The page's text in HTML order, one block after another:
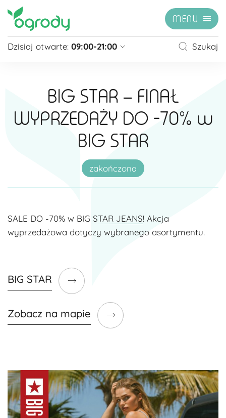
MENU
Dzisiaj otwarte: 09:00-21:00
Niedziela
zamknięte
Niedziela handlowa
10:00 - 20:00
zobacz więcej »
Szukaj
BIG STAR – FINAŁ
WYPRZEDAŻY DO -70% w
BIG STAR
zakończona
SALE DO -70% w BIG STAR JEANS! Akcja
wyprzedażowa dotyczy wybranego asortymentu.
BIG STAR
Zobacz na mapie